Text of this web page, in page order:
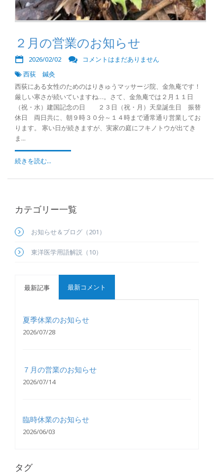
２月の営業のお知らせ
2026/02/02
コメントはまだありません
西荻 鍼灸
西荻にある女性のためのはりきゅうマッサージ院、金魚庵です！
厳しい寒さが続いていますね…。さて、金魚庵では２月１１日
（祝・水）建国記念の日 ２３日（祝・月）天皇誕生日 振替
休日 両日共に、朝９時３０分～１４時まで通常通り営業してお
ります。 寒い日が続きますが、実家の庭にフキノトウが出てき
ま...
続きを読む...
カテゴリー一覧
お知らせ＆ブログ（201）
東洋医学用語解説（10）
最新記事 最新コメント
夏季休業のお知らせ
2026/07/28
７月の営業のお知らせ
2026/07/14
臨時休業のお知らせ
2026/06/03
タグ